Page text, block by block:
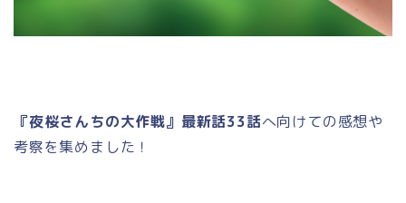
『夜桜さんちの大作戦』最新話33話へ向けての感想や
考察を集めました！